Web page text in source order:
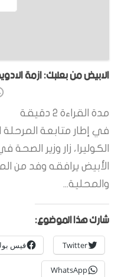
الابيض من بعلبك: ازمة
مدة القراءة 2 دقيقة
في إطار متابعة المرحلة
الكوليرا، زار وزير
الأبيض يرافقه وفد من
والمحلية...
شارك هذا الموضوع:
Twitter فيس
WhatsApp